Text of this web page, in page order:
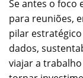
Se antes o foco
para reuniões,
pilar
dados,
viajar a